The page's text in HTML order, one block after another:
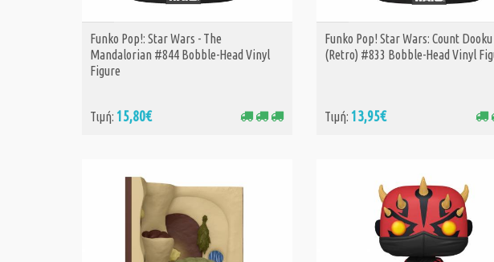
ΑΓΟΡΑ
Funko Pop!: Star Wars - The
Mandalorian #844 Bobble-Head Vinyl
Figure
Τιμή: 15,80€
ΑΓΟΡΑ
Funko Pop! Star Wars: Count Dooku
(Retro) #833 Bobble-Head Vinyl
Τιμή: 13,95€